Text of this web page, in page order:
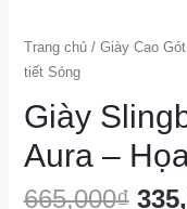
Trang chủ/ Giày Cao Gót
tiết Sóng
Giày
Aura –
665,000₫ Giá